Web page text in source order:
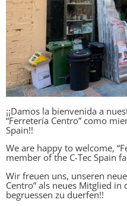
¡¡Damos la bienvenida a
“Ferretería Centro” como
Spain!!
We are happy to welcome,
member of the C-Tec Spain
Wir freuen uns, unseren
Centro” als neues Mitglied in
begruessen zu duerfen!!